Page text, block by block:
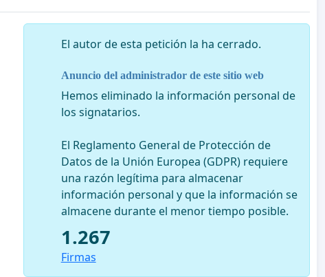
El autor de esta petición la ha cerrado.
Anuncio del administrador de este sitio web
Hemos eliminado la información personal de
los signatarios.
El Reglamento General de Protección de
Datos de la Unión Europea (GDPR) requiere
una razón legítima para almacenar
información personal y que la información se
almacene durante el menor tiempo posible.
1.267
Firmas